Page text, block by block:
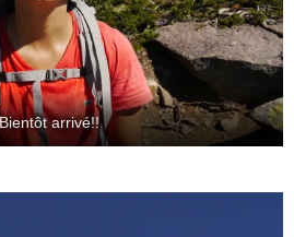
Bientôt arrivé!!